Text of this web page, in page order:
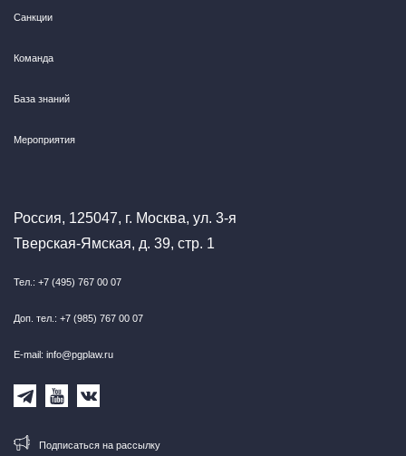
Санкции
Команда
База знаний
Мероприятия
Россия, 125047, г. Москва, ул. 3-я
Тверская-Ямская, д. 39, стр. 1
Тел.: +7 (495) 767 00 07
Доп. тел.: +7 (985) 767 00 07
E-mail: info@pgplaw.ru
Подписаться на рассылку